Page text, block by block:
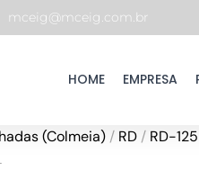
mceig@mceig.com.br
HOME EMPRESA
(Colmeia) / RD / RD-125